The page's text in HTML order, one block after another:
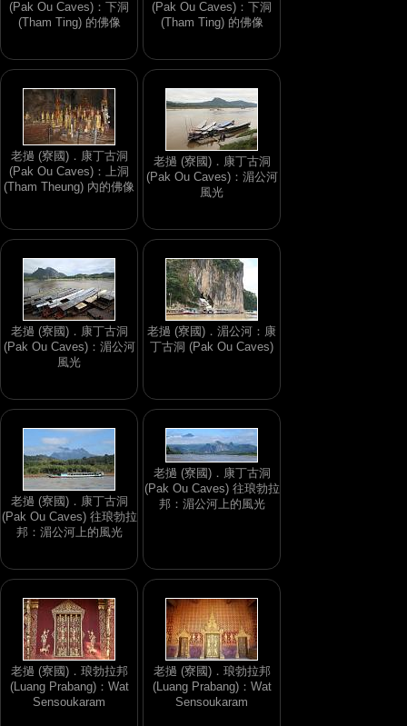
(Pak Ou Caves)：下洞
(Tham Ting) 的佛像
(Pak Ou Caves)：下洞
(Tham Ting) 的佛像
老撾 (寮國)．康丁古洞
(Pak Ou Caves)：上洞
(Tham Theung) 內的佛像
老撾 (寮國)．康丁古洞
(Pak Ou Caves)：湄公河
風光
老撾 (寮國)．康丁古洞
(Pak Ou Caves)：湄公河
風光
老撾 (寮國)．湄公河：康
丁古洞 (Pak Ou Caves)
老撾 (寮國)．康丁古洞
(Pak Ou Caves) 往琅勃拉
邦：湄公河上的風光
老撾 (寮國)．康丁古洞
(Pak Ou Caves) 往琅勃拉
邦：湄公河上的風光
老撾 (寮國)．琅勃拉邦
(Luang Prabang)：Wat
Sensoukaram
老撾 (寮國)．琅勃拉邦
(Luang Prabang)：Wat
Sensoukaram